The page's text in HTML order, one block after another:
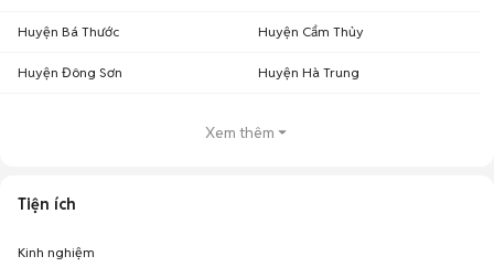
Huyện Bá Thước Huyện Cẩm Thủy
Huyện Đông Sơn Huyện Hà Trung
Xem thêm
Tiện ích
Kinh nghiệm